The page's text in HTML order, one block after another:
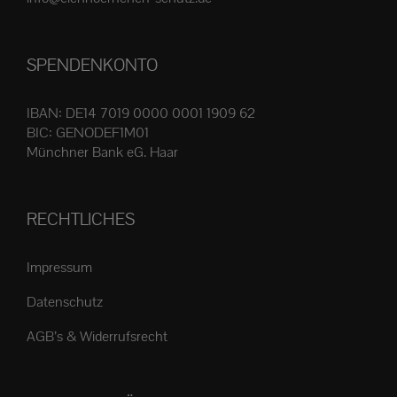
werden
SPENDENKONTO
IBAN: DE14 7019 0000 0001 1909 62
BIC: GENODEF1M01
Münchner Bank eG. Haar
RECHTLICHES
Impressum
Datenschutz
AGB’s & Widerrufsrecht